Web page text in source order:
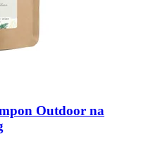
Outdoor na